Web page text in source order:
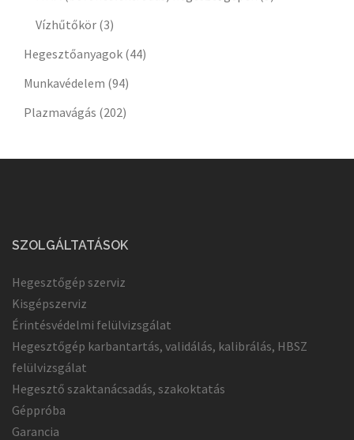
Vízhűtőkör (3)
Hegesztőanyagok (44)
Munkavédelem (94)
Plazmavágás (202)
SZOLGÁLTATÁSOK
Hegesztőgép szerviz
Kisgépszerviz
Érintésvédelmi felülvizsgálat
Hegesztőgép karbantartás, validálás, kalibrálás, HBSZ
felülvizsgálat
Hegesztő szaktanácsadás, szakoktatás
Géppróba
Garancia